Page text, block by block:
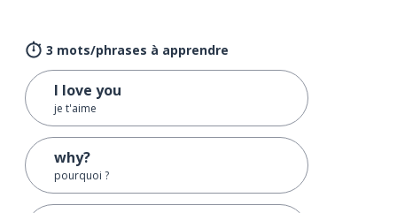
3 mots/phrases à apprendre
I love you
je t'aime
why?
pourquoi ?